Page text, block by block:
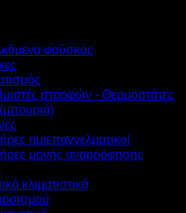
φούσκας
στροφών - Θερμοστάτες
ημιεπαγγελματικοί
μονής αναρρόφησης
κλιματιστικά